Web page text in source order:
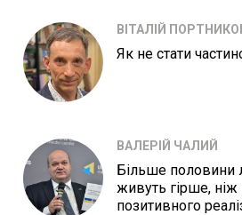
ВІТАЛІЙ
Як не стати
ВАЛЕРІЙ ЧАЛИЙ
Більше половини
живуть гірше, ніж
позитивного